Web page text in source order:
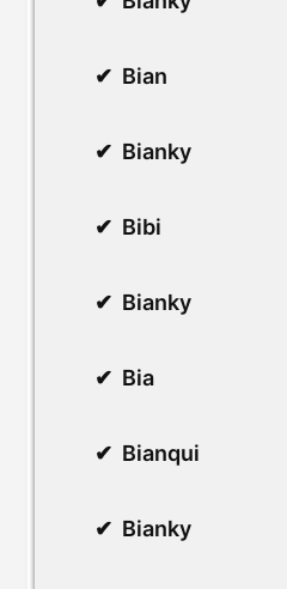
Bian
Bianky
Bibi
Bianky
Bia
Bianqui
Bianky